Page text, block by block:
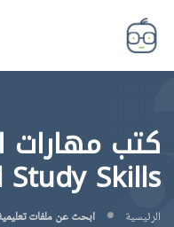
كتب مهارات
Skills
الرئيسية ابحث عن ملفات